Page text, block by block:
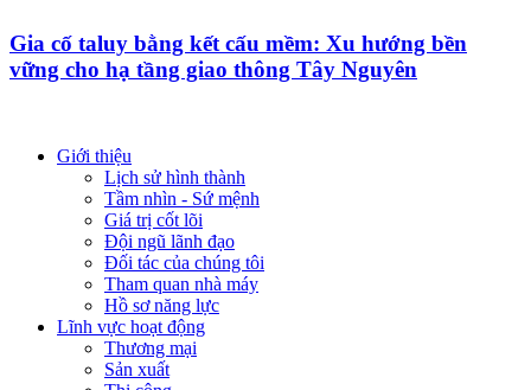
Gia cố taluy bằng kết cấu mềm: Xu hướng bền
vững cho hạ tầng giao thông Tây Nguyên
Giới thiệu
Lịch sử hình thành
Tầm nhìn - Sứ mệnh
Giá trị cốt lõi
Đội ngũ lãnh đạo
Đối tác của chúng tôi
Tham quan nhà máy
Hồ sơ năng lực
Lĩnh vực hoạt động
Thương mại
Sản xuất